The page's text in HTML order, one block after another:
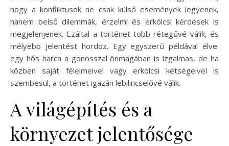
hogy a konfliktusok ne csak külső események legyenek,
hanem belső dilemmák, érzelmi és erkölcsi kérdések is
megjelenjenek. Ezáltal a történet több rétegűvé válik, és
mélyebb jelentést hordoz. Egy egyszerű példával élve:
egy hős harca a gonosszal önmagában is izgalmas, de ha
közben saját félelmeivel vagy erkölcsi kétségeivel is
szembesül, a történet igazán lebilincselővé válik.
A világépítés és a
környezet jelentősége